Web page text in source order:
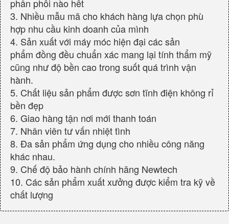
phân phối nào hết
3. Nhiều mẫu mã cho khách hàng lựa chọn phù
hợp nhu cầu kinh doanh của mình
4. Sản xuất với máy móc hiện đại các sản
phẩm đồng đều chuẩn xác mang lại tính thẩm mỹ
cũng như độ bền cao trong suốt quá trình vận
hành.
5. Chất liệu sản phẩm được sơn tĩnh điện không rỉ
bền đẹp
6. Giao hàng tận nơi mới thanh toán
7. Nhân viên tư vấn nhiệt tình
8. Đa sản phẩm ứng dụng cho nhiều công năng
khác nhau.
9. Chế độ bảo hành chính hãng Newtech
10. Các sản phẩm xuất xưởng được kiểm tra kỹ về
chất lượng